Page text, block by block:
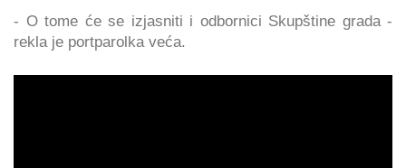
- O tome će se izjasniti i odbornici Skupštine grada -
rekla je portparolka veća.